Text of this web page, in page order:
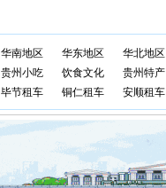
华南地区 华东地区 华北地区
贵州小吃 饮食文化 贵州特产
毕节租车 铜仁租车 安顺租车